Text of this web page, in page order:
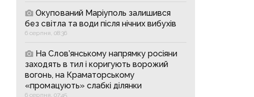
Окупований Маріуполь залишився
без світла та води після нічних вибухів
6 серпня, 08:36
На Слов’янському напрямку росіяни
заходять в тил і коригують ворожий
вогонь, на Краматорському
«промацують» слабкі ділянки
6 серпня, 07:45